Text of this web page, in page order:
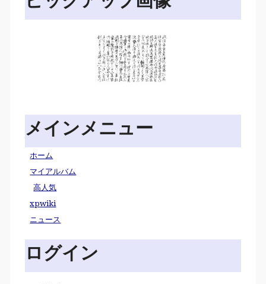
メインメニュー
ホーム
マイアルバム
高人気
xpwiki
ニュース
ログイン